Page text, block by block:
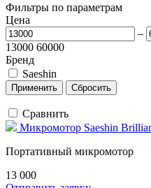
Фильтры по параметрам
Цена
–
13000 60000
Бренд
Saeshin
Сравнить
Микромотор Saeshin
Портативный микромотор
13 000